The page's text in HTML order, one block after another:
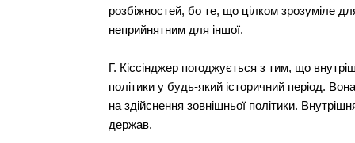
розбіжностей, бо те, що цілком зрозуміле
неприйнятним для іншої.
Г. Кіссінджер погоджується з тим, що
політики у будь-який історичний період.
на здійснення зовнішньої політики.
держав.